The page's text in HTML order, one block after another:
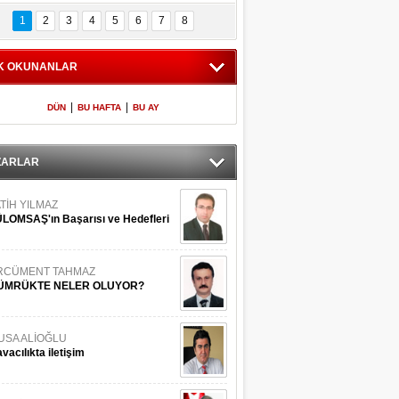
İstanbul
Adaları
600 milletvekilinin
listesi
1 2 3 4 5 6 7 8
OKUNANLAR
DÜN BU HAFTA BU AY
YILMAZ
Başarısı ve Hedefleri
TAHMAZ
NELER OLUYOR?
ALİOĞLU
iletişim